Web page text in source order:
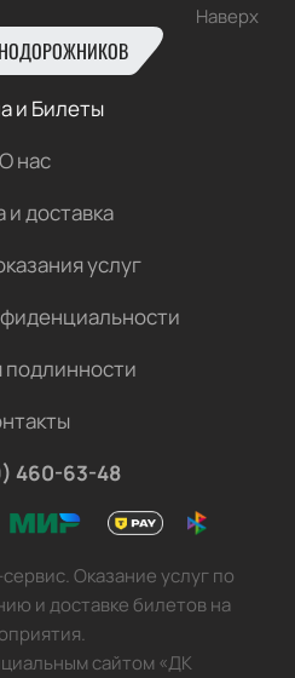
Наверх
и Билеты
О нас
и доставка
услуг
подлинности
460-63-48
Оказание услуг по
и доставке билетов на
сайтом «ДК